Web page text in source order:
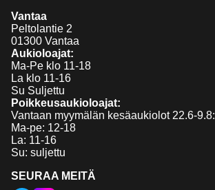
SEURAA MEITÄ
Vantaa
Peltolantie 2
01300 Vantaa
Aukioloajat:
Ma-Pe klo 11-18
La klo 11-16
Su Suljettu
Poikkeusaukioloajat:
Vantaan myymälän kesäaukiolot 22.6-9.8:
Ma-pe: 12-18
La: 11-16
Su: suljettu